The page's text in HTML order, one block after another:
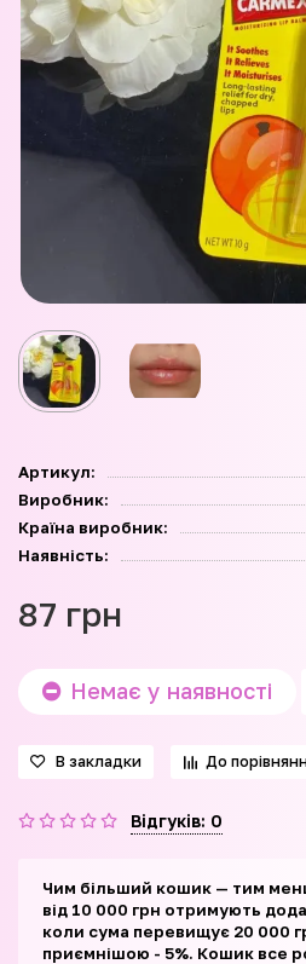
Артикул:
Виробник:
Країна виробник:
Наявність:
87 грн
Немає у наявності
В закладки До
Відгуків: 0
Чим більший кошик — тим
від 10 000 грн отримують
коли сума перевищує 20 000
приємнішою - 5%. Кошик все